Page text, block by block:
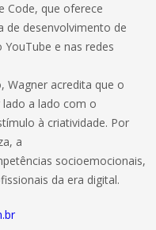
Code, que oferece
de desenvolvimento de
e nas redes
Wagner acredita que o
a lado com o
à criatividade. Por
a
socioemocionais,
da era digital.